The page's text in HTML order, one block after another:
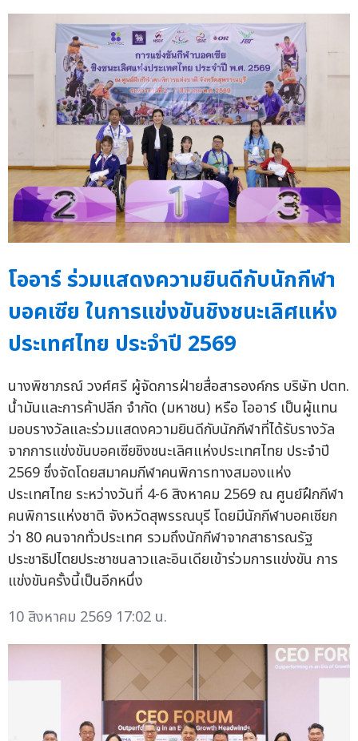
โออาร์ ร่วมแสดงความยินดีกับนักกีฬา
บอคเซีย ในการแข่งขันชิงชนะเลิศแห่ง
ประเทศไทย ประจำปี 2569
นางพิชาภรณ์ วงศ์ศรี ผู้จัดการฝ่ายสื่อสารองค์กร บริษัท ปตท.
น้ำมันและการค้าปลีก จำกัด (มหาชน) หรือ โออาร์ เป็นผู้แทน
มอบรางวัลและร่วมแสดงความยินดีกับนักกีฬาที่ได้รับรางวัล
จากการแข่งขันบอคเซียชิงชนะเลิศแห่งประเทศไทย ประจำปี
2569 ซึ่งจัดโดยสมาคมกีฬาคนพิการทางสมองแห่ง
ประเทศไทย ระหว่างวันที่ 4-6 สิงหาคม 2569 ณ ศูนย์ฝึกกีฬา
คนพิการแห่งชาติ จังหวัดสุพรรณบุรี โดยมีนักกีฬาบอคเซียก
ว่า 80 คนจากทั่วประเทศ รวมถึงนักกีฬาจากสาธารณรัฐ
ประชาธิปไตยประชาชนลาวและอินเดียเข้าร่วมการแข่งขัน การ
แข่งขันครั้งนี้เป็นอีกหนึ่ง
10 สิงหาคม 2569 17:02 น.